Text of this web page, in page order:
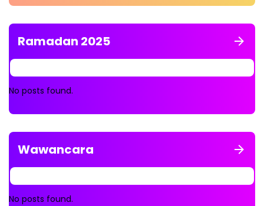
Ramadan 2025
No posts found.
Wawancara
No posts found.